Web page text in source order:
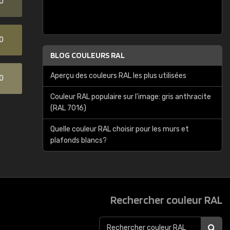
BLOG COULEURS RAL
Aperçu des couleurs RAL les plus utilisées
Couleur RAL populaire sur l'image: gris anthracite
(RAL 7016)
Quelle couleur RAL choisir pour les murs et
plafonds blancs?
Rechercher couleur RAL